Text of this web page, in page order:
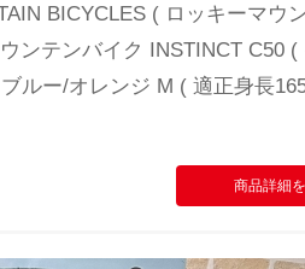
BICYCLES ( ロッキーマウ
ンテンバイク INSTINCT C50 (
ルー/オレンジ M ( 適正身長
商品詳細